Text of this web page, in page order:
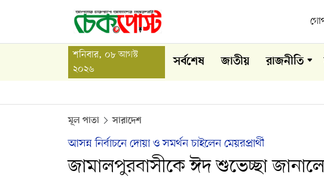
শনিবার, ০৮ আগস্ট
২০২৬
সর্বশেষ জাতীয় রাজনীতি
মূল পাতা সারাদেশ
আসন্ন নির্বাচনে দোয়া ও সমর্থন চাইলেন মেয়রপ্রার্থী
জামালপুরবাসীকে ঈদ শুভেচ্ছা